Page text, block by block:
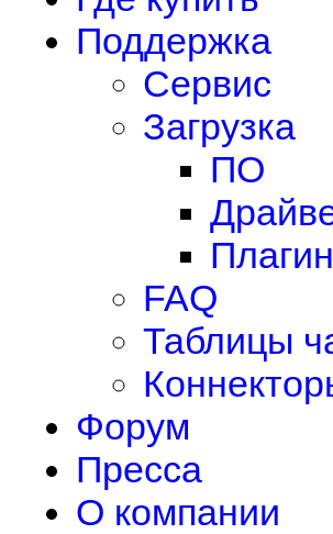
Поддержка
Сервис
Загрузка
ПО
FAQ
Таблицы
Форум
Пресса
О компании